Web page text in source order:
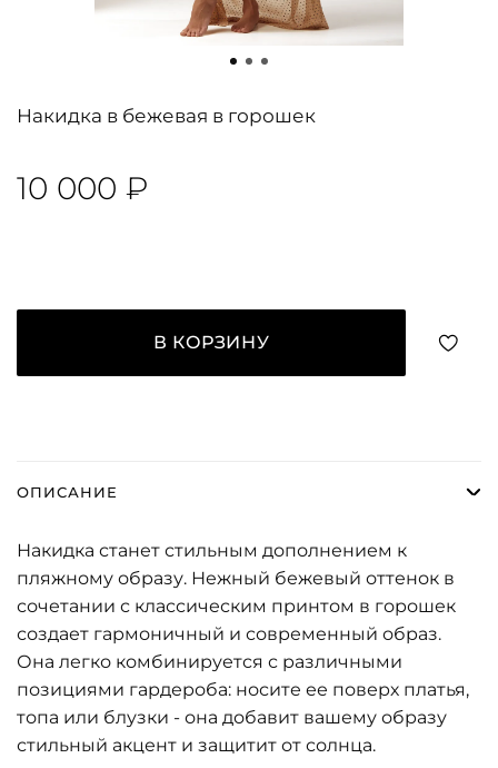
Накидка в бежевая в горошек
10 000 ₽
В КОРЗИНУ
ОПИСАНИЕ
Накидка станет стильным дополнением к
пляжному образу. Нежный бежевый оттенок в
сочетании с классическим принтом в горошек
создает гармоничный и современный образ.
Она легко комбинируется с различными
позициями гардероба: носите ее поверх платья,
топа или блузки - она добавит вашему образу
стильный акцент и защитит от солнца.